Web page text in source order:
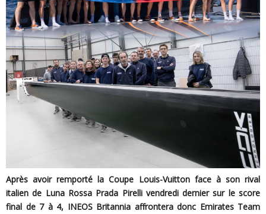
Après avoir remporté la Coupe Louis-Vuitton face à son rival
italien de Luna Rossa Prada Pirelli vendredi dernier sur le score
final de 7 à 4, INEOS Britannia affrontera donc Emirates Team